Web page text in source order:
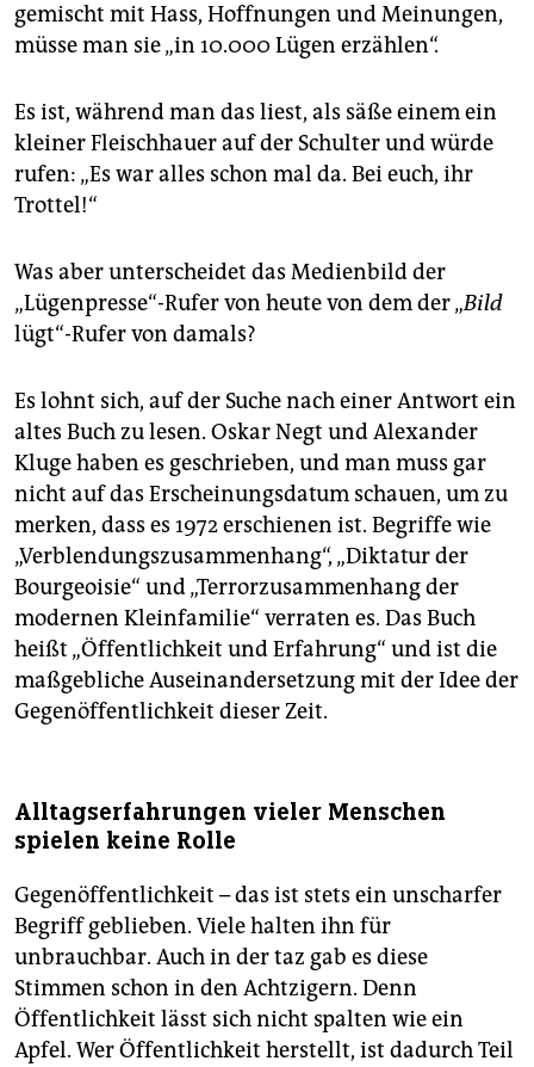
gemischt mit Hass, Hoffnungen und Meinungen,
müsse man sie „in 10.000 Lügen erzählen“.
Es ist, während man das liest, als säße einem ein
kleiner Fleischhauer auf der Schulter und würde
rufen: „Es war alles schon mal da. Bei euch, ihr
Trottel!“
Was aber unterscheidet das Medienbild der
„Lügenpresse“-Rufer von heute von dem der „Bild
lügt“-Rufer von damals?
Es lohnt sich, auf der Suche nach einer Antwort ein
altes Buch zu lesen. Oskar Negt und Alexander
Kluge haben es geschrieben, und man muss gar
nicht auf das Erscheinungsdatum schauen, um zu
merken, dass es 1972 erschienen ist. Begriffe wie
„Verblendungszusammenhang“, „Diktatur der
Bourgeoisie“ und „Terrorzusammenhang der
modernen Kleinfamilie“ verraten es. Das Buch
heißt „Öffentlichkeit und Erfahrung“ und ist die
maßgebliche Auseinandersetzung mit der Idee der
Gegenöffentlichkeit dieser Zeit.
Alltagserfahrungen vieler Menschen
spielen keine Rolle
Gegenöffentlichkeit – das ist stets ein unscharfer
Begriff geblieben. Viele halten ihn für
unbrauchbar. Auch in der taz gab es diese
Stimmen schon in den Achtzigern. Denn
Öffentlichkeit lässt sich nicht spalten wie ein
Apfel. Wer Öffentlichkeit herstellt, ist dadurch Teil